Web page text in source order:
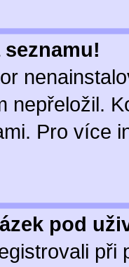
nepřeložil.
Pro více
pod